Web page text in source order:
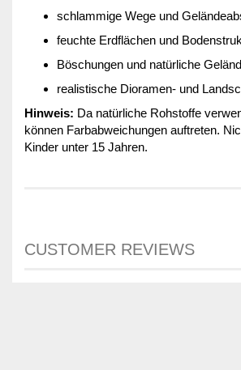
schlammige Wege und
feuchte Erdflächen und
Böschungen und natürliche
realistische Dioramen- und
Hinweis: Da natürliche Rohstoffe
können Farbabweichungen auftreten.
Kinder unter 15 Jahren.
CUSTOMER REVIEWS